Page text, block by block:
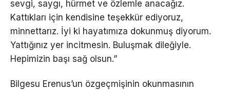
sevgi, saygı, hürmet ve özlemle anacağız.
Kattıkları için kendisine teşekkür ediyoruz,
minnettarız. İyi ki hayatımıza dokunmuş diyorum.
Yattığınız yer incitmesin. Buluşmak dileğiyle.
Hepimizin başı sağ olsun.”
Bilgesu Erenus’un özgeçmişinin okunmasının